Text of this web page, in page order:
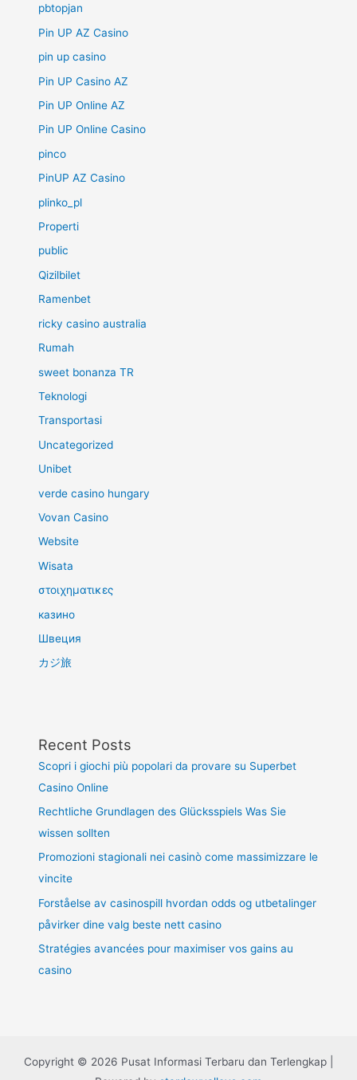
pbtopjan
Pin UP AZ Casino
pin up casino
Pin UP Casino AZ
Pin UP Online AZ
Pin UP Online Casino
pinco
PinUP AZ Casino
plinko_pl
Properti
public
Qizilbilet
Ramenbet
ricky casino australia
Rumah
sweet bonanza TR
Teknologi
Transportasi
Uncategorized
Unibet
verde casino hungary
Vovan Casino
Website
Wisata
στοιχηματικες
казино
Швеция
カジ旅
Recent Posts
Scopri i giochi più popolari da provare su Superbet
Casino Online
Rechtliche Grundlagen des Glücksspiels Was Sie
wissen sollten
Promozioni stagionali nei casinò come massimizzare le
vincite
Forståelse av casinospill hvordan odds og utbetalinger
påvirker dine valg beste nett casino
Stratégies avancées pour maximiser vos gains au
casino
Copyright © 2026 Pusat Informasi Terbaru dan Terlengkap |